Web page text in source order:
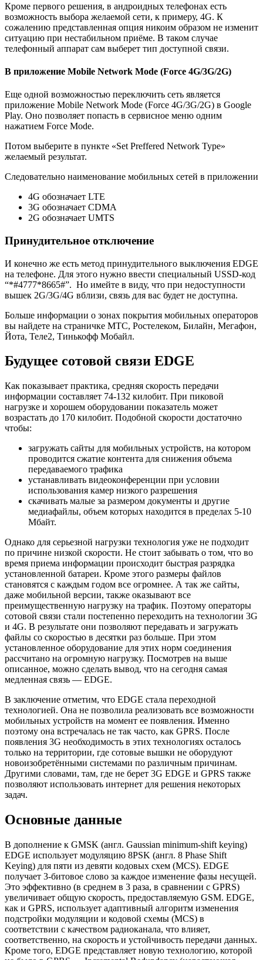
Кроме первого решения, в андроидных телефонах есть
возможность выбора желаемой сети, к примеру, 4G. К
сожалению представленная опция никоим образом не изменит
ситуацию при нестабильном приёме. В таком случае
телефонный аппарат сам выберет тип доступной связи.
В приложение Mobile Network Mode (Force 4G/3G/2G)
Еще одной возможностью переключить сеть является
приложение Mobile Network Mode (Force 4G/3G/2G) в Google
Play. Оно позволяет попасть в сервисное меню одним
нажатием Force Mode.
Потом выберите в пункте «Set Preffered Network Type»
желаемый результат.
Следовательно наименование мобильных сетей в приложении
4G обозначает LTE
3G обозначает CDMA
2G обозначает UMTS
Принудительное отключение
И конечно же есть метод принудительного выключения EDGE
на телефоне. Для этого нужно ввести специальный USSD-код
“*#4777*8665#”. Но имейте в виду, что при недоступности
вышек 2G/3G/4G вблизи, связь для вас будет не доступна.
Больше информации о зонах покрытия мобильных операторов
вы найдете на страничке МТС, Ростелеком, Билайн, Мегафон,
Йота, Теле2, Тинькофф Мобайл.
Будущее сотовой связи EDGE
Как показывает практика, средняя скорость передачи
информации составляет 74-132 килобит. При пиковой
нагрузке и хорошем оборудовании показатель может
возрастать до 170 килобит. Подобной скорости достаточно
чтобы:
загружать сайты для мобильных устройств, на котором
проводится сжатие контента для снижения объема
передаваемого трафика
устанавливать видеоконференции при условии
использования камер низкого разрешения
скачивать малые за размером документы и другие
медиафайлы, объем которых находится в пределах 5-10
Мбайт.
Однако для серьезной нагрузки технология уже не подходит
по причине низкой скорости. Не стоит забывать о том, что во
время приема информации происходит быстрая разрядка
установленной батареи. Кроме этого размеры файлов
становятся с каждым годом все огромнее. А так же сайты,
даже мобильной версии, также оказывают все
преимущественную нагрузку на трафик. Поэтому операторы
сотовой связи стали постепенно переходить на технологии 3G
и 4G. В результате они позволяют передавать и загружать
файлы со скоростью в десятки раз больше. При этом
установленное оборудование для этих норм соединения
рассчитано на огромную нагрузку. Посмотрев на выше
описанное, можно сделать вывод, что на сегодня самая
медленная связь — EDGE.
В заключение отметим, что EDGE стала переходной
технологией. Она не позволила реализовать все возможности
мобильных устройств на момент ее появления. Именно
поэтому она встречалась не так часто, как GPRS. После
появления 3G необходимость в этих технологиях осталось
только на территории, где сотовые вышки не оборудуют
новоизобретёнными системами по различным причинам.
Другими словами, там, где не берет 3G EDGE и GPRS также
позволяют использовать интернет для решения некоторых
задач.
Основные данные
В дополнение к GMSK (англ. Gaussian minimum-shift keying)
EDGE использует модуляцию 8PSK (англ. 8 Phase Shift
Keying) для пяти из девяти кодовых схем (MCS). EDGE
получает 3-битовое слово за каждое изменение фазы несущей.
Это эффективно (в среднем в 3 раза, в сравнении с GPRS)
увеличивает общую скорость, предоставляемую GSM. EDGE,
как и GPRS, использует адаптивный алгоритм изменения
подстройки модуляции и кодовой схемы (MCS) в
соответствии с качеством радиоканала, что влияет,
соответственно, на скорость и устойчивость передачи данных.
Кроме того, EDGE представляет новую технологию, которой